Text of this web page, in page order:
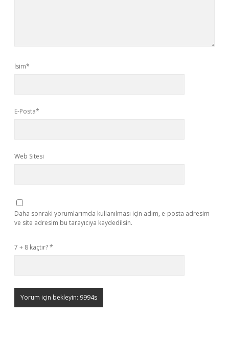
İsim*
E-Posta*
Web Sitesi
Daha sonraki yorumlarımda kullanılması için adım, e-posta adresim
ve site adresim bu tarayıcıya kaydedilsin.
7 + 8 kaçtır?*